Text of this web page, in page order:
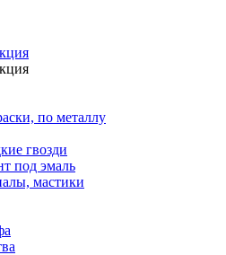
по металлу
гвозди
под эмаль
мастики